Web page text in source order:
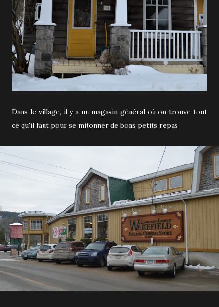
Dans le village, il y a un magasin général où on trouve tout
ce qu'il faut pour se mitonner de bons petits repas